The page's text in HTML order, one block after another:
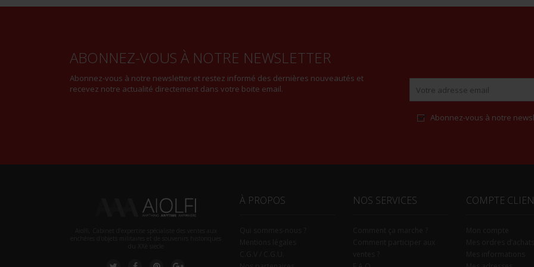
ABONNEZ-VOUS À NOTRE NEWSLETTER
Abonnez-vous à notre newsletter et restez informé des dernières nouveautés et
recevez notre actualité directement dans votre boite email.
Abonnez-vous à notre
À PROPOS NOS SERVICES COMPTE